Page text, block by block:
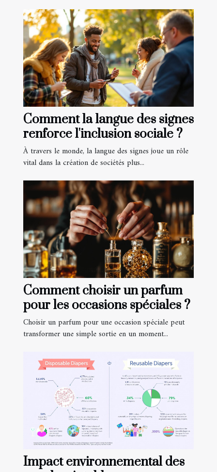
Comment la langue des signes
renforce l'inclusion sociale ?
À travers le monde, la langue des signes joue un rôle
vital dans la création de sociétés plus...
Comment choisir un parfum
pour les occasions spéciales ?
Choisir un parfum pour une occasion spéciale peut
transformer une simple sortie en un moment...
Impact environnemental des